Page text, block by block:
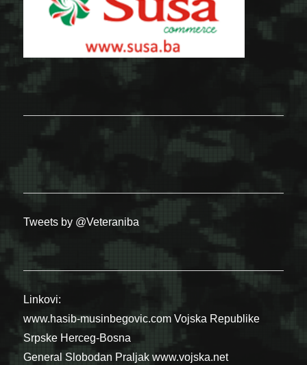
Tweets by @Veteraniba
Linkovi:
www.hasib-musinbegovic.com Vojska Republike
Srpske Herceg-Bosna
General Slobodan Praljak www.vojska.net